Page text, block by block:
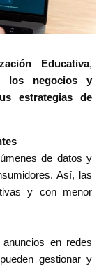
Educativa,
los negocios y
estrategias de
de datos y
Así, las
y con menor
en redes
gestionar y